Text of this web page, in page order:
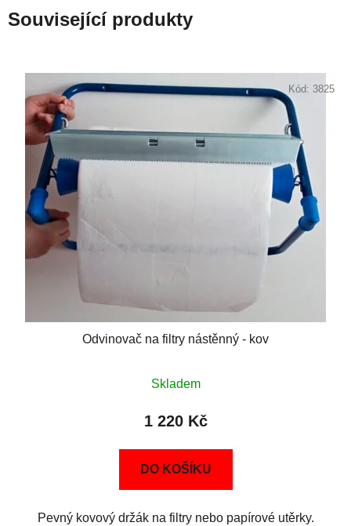
Související produkty
Odvinovač na filtry nástěnný - kov
Skladem
1 220 Kč
DO KOŠÍKU
Pevný kovový držák na filtry nebo papírové utěrky.
Kód: 3825